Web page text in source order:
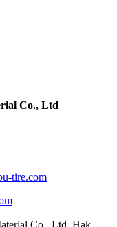
Co., Ltd
tire.com
Co., Ltd. Hak